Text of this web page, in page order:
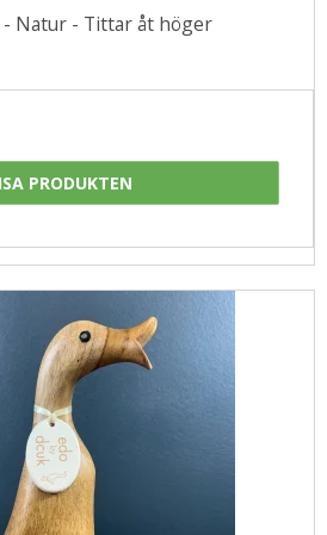
- Natur - Tittar åt höger
PRODUKTEN